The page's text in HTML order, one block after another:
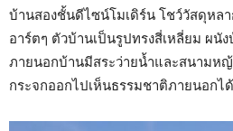
บ้านสองชั้นดีไซน์โมเดิร์น โชว์วัสดุหล
อาร์ตๆ ตัวบ้านเป็นรูปทรงสี่เหลี่ยม ผนั
ภายนอกบ้านมีสระว่ายน้ำและสนามหญ้
กระจกออกไปเห็นธรรมชาติภายนอกไ